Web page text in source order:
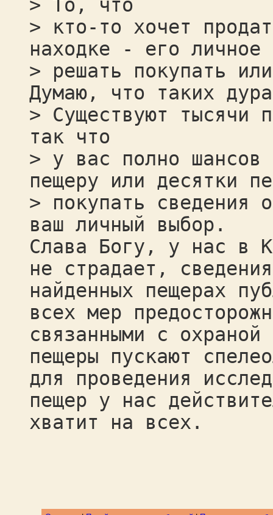
> То, что
> кто-то хочет
находке - его
> решать покупать
Думаю, что таких
> Существуют тысячи
так что
> у вас полно шансов
пещеру или десятки
> покупать сведения
ваш личный выбор.
Слава Богу, у нас в
не страдает,
найденных пещерах
всех мер
связанными с
пещеры пускают
для проведения
пещер у нас
хватит на всех.